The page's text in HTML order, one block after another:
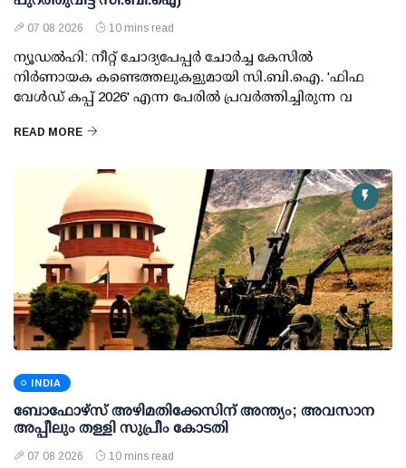
07 08 2026 10 mins read
ന്യൂഡല്‍ഹി: നീറ്റ് ചോദ്യപേപ്പര്‍ ചോര്‍ച്ച കേസില്‍
നിര്‍ണായക കണ്ടെത്തലുകളുമായി സി.ബി.ഐ. 'ഫിഫ
വേള്‍ഡ് കപ്പ് 2026' എന്ന പേരില്‍ പ്രവര്‍ത്തിച്ചിരുന്ന വ
READ MORE
INDIA
ബോഫോഴ്സ് അഴിമതിക്കേസിന് അന്ത്യം; അവസാന
അപ്പീലും തള്ളി സുപ്രീം കോടതി
07 08 2026 10 mins read